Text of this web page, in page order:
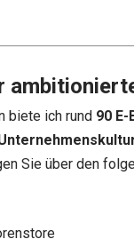
biete ich rund 90
Sie über den